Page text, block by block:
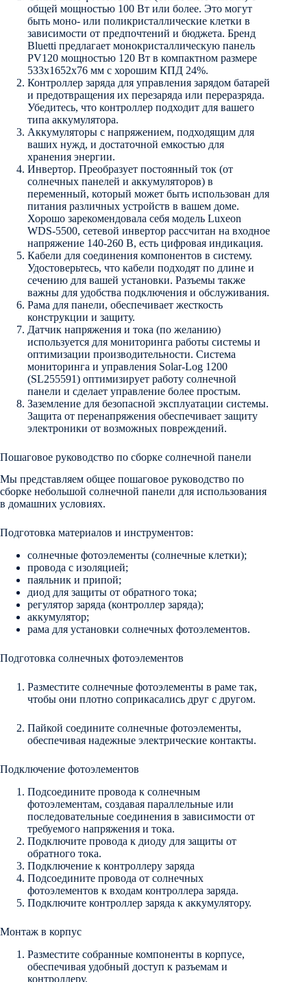
общей мощностью 100 Вт или более. Это могут
быть моно- или поликристаллические клетки в
зависимости от предпочтений и бюджета. Бренд
Bluetti предлагает монокристаллическую панель
PV120 мощностью 120 Вт в компактном размере
533x1652x76 мм с хорошим КПД 24%.
Контроллер заряда для управления зарядом батарей
и предотвращения их перезаряда или переразряда.
Убедитесь, что контроллер подходит для вашего
типа аккумулятора.
Аккумуляторы с напряжением, подходящим для
ваших нужд, и достаточной емкостью для
хранения энергии.
Инвертор. Преобразует постоянный ток (от
солнечных панелей и аккумуляторов) в
переменный, который может быть использован для
питания различных устройств в вашем доме.
Хорошо зарекомендовала себя модель Luxeon
WDS-5500, сетевой инвертор рассчитан на входное
напряжение 140-260 В, есть цифровая индикация.
Кабели для соединения компонентов в систему.
Удостоверьтесь, что кабели подходят по длине и
сечению для вашей установки. Разъемы также
важны для удобства подключения и обслуживания.
Рама для панели, обеспечивает жесткость
конструкции и защиту.
Датчик напряжения и тока (по желанию)
используется для мониторинга работы системы и
оптимизации производительности. Система
мониторинга и управления Solar-Log 1200
(SL255591) оптимизирует работу солнечной
панели и сделает управление более простым.
Заземление для безопасной эксплуатации системы.
Защита от перенапряжения обеспечивает защиту
электроники от возможных повреждений.
Пошаговое руководство по сборке солнечной панели
Мы представляем общее пошаговое руководство по
сборке небольшой солнечной панели для использования
в домашних условиях.
Подготовка материалов и инструментов:
солнечные фотоэлементы (солнечные клетки);
провода с изоляцией;
паяльник и припой;
диод для защиты от обратного тока;
регулятор заряда (контроллер заряда);
аккумулятор;
рама для установки солнечных фотоэлементов.
Подготовка солнечных фотоэлементов
Разместите солнечные фотоэлементы в раме так,
чтобы они плотно соприкасались друг с другом.
Пайкой соедините солнечные фотоэлементы,
обеспечивая надежные электрические контакты.
Подключение фотоэлементов
Подсоедините провода к солнечным
фотоэлементам, создавая параллельные или
последовательные соединения в зависимости от
требуемого напряжения и тока.
Подключите провода к диоду для защиты от
обратного тока.
Подключение к контроллеру заряда
Подсоедините провода от солнечных
фотоэлементов к входам контроллера заряда.
Подключите контроллер заряда к аккумулятору.
Монтаж в корпус
Разместите собранные компоненты в корпусе,
обеспечивая удобный доступ к разъемам и
контроллеру.